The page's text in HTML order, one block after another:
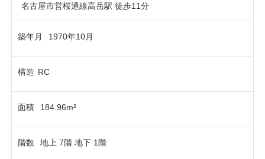
名古屋市営桜通線高岳駅 徒歩11分
築年月 1970年10月
構造 RC
面積 184.96m²
階数 地上 7階 地下 1階